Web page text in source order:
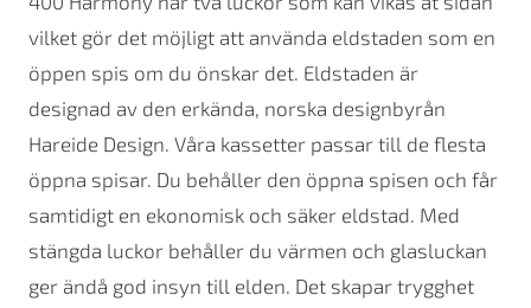
vilket gör det möjligt att använda eldstaden som en
öppen spis om du önskar det. Eldstaden är
designad av den erkända, norska designbyrån
Hareide Design. Våra kassetter passar till de flesta
öppna spisar. Du behåller den öppna spisen och får
samtidigt en ekonomisk och säker eldstad. Med
stängda luckor behåller du värmen och glasluckan
ger ändå god insyn till elden. Det skapar trygghet